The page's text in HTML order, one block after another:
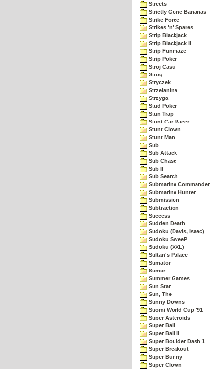
Streets
Strictly Gone Bananas
Strike Force
Strikes 'n' Spares
Strip Blackjack
Strip Blackjack II
Strip Funmaze
Strip Poker
Stroj Casu
Stroq
Stryczek
Strzelanina
Strzyga
Stud Poker
Stun Trap
Stunt Car Racer
Stunt Clown
Stunt Man
Sub
Sub Attack
Sub Chase
Sub II
Sub Search
Submarine Commander
Submarine Hunter
Submission
Subtraction
Success
Sudden Death
Sudoku (Davis, Isaac)
Sudoku SweeP
Sudoku (XXL)
Sultan's Palace
Sumator
Sumer
Summer Games
Sun Star
Sun, The
Sunny Downs
Suomi World Cup '91
Super Asteroids
Super Ball
Super Ball II
Super Boulder Dash 1
Super Breakout
Super Bunny
Super Clown